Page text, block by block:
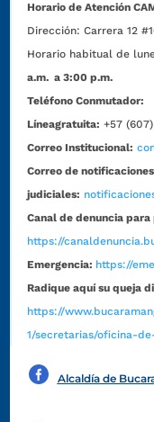
Horario de Atención
Dirección:Carrera 12
Horario habitual de
a.m. a 3:00 p.m.
Teléfono Conmutador:
Líneagratuita: +57
Correo Institucional:
Correo de notificaciones
judiciales:
Canal de denuncia
https://
Emergencia: https://
Radique aquí su queja
https://
1/secretarias/oficina-
Alcaldía de